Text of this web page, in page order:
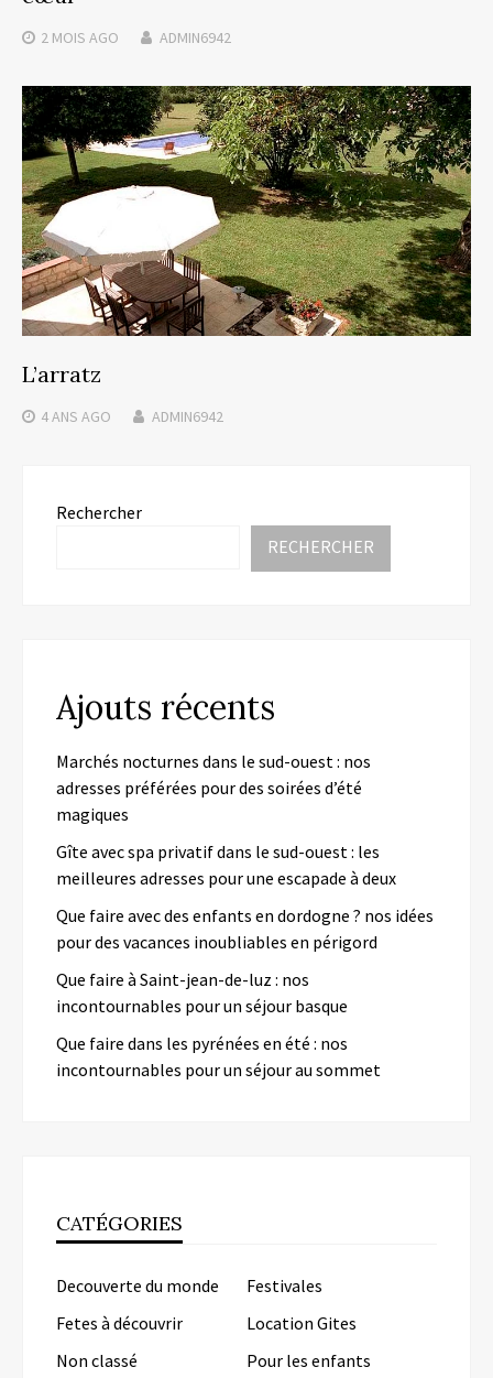
2 MOIS AGO ADMIN6942
L’arratz
4 ANS AGO ADMIN6942
Rechercher
RECHERCHER
Ajouts récents
Marchés nocturnes dans le sud-ouest : nos
adresses préférées pour des soirées d’été
magiques
Gîte avec spa privatif dans le sud-ouest : les
meilleures adresses pour une escapade à deux
Que faire avec des enfants en dordogne ? nos idées
pour des vacances inoubliables en périgord
Que faire à Saint-jean-de-luz : nos
incontournables pour un séjour basque
Que faire dans les pyrénées en été : nos
incontournables pour un séjour au sommet
CATÉGORIES
Decouverte du monde
Festivales
Fetes à découvrir
Location Gites
Non classé
Pour les enfants